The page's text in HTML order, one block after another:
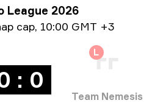
League 2026
сар, 10:00 GMT +3
: 0
L
Team Nemesis